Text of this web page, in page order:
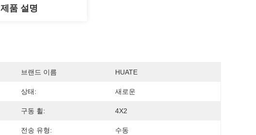
제품 설명
브랜드 이름 HUATE
상태: 새로운
구동 휠: 4X2
전송 유형: 수동